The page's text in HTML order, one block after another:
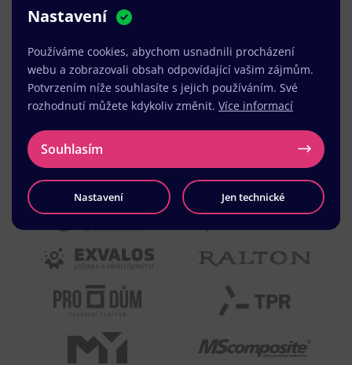
VENART s.r.o.
Nastavení
Používáme cookies, abychom usnadnili procházení
webu a zobrazovali obsah odpovídající vašim zájmům.
Potvrzením níže souhlasíte s jejich používáním. Své
rozhodnutí můžete kdykoliv změnit. Více informací
Souhlasím
Nastavení Jen technické